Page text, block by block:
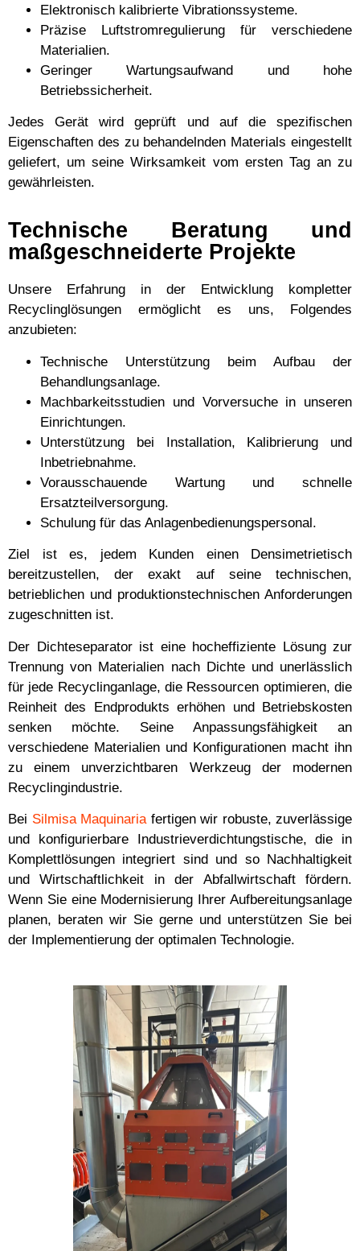
Elektronisch kalibrierte Vibrationssysteme.
Präzise Luftstromregulierung für verschiedene
Materialien.
Geringer Wartungsaufwand und hohe
Betriebssicherheit.
Jedes Gerät wird geprüft und auf die spezifischen
Eigenschaften des zu behandelnden Materials eingestellt
geliefert, um seine Wirksamkeit vom ersten Tag an zu
gewährleisten.
Technische Beratung und
maßgeschneiderte Projekte
Unsere Erfahrung in der Entwicklung kompletter
Recyclinglösungen ermöglicht es uns, Folgendes
anzubieten:
Technische Unterstützung beim Aufbau der
Behandlungsanlage.
Machbarkeitsstudien und Vorversuche in unseren
Einrichtungen.
Unterstützung bei Installation, Kalibrierung und
Inbetriebnahme.
Vorausschauende Wartung und schnelle
Ersatzteilversorgung.
Schulung für das Anlagenbedienungspersonal.
Ziel ist es, jedem Kunden einen Densimetrietisch
bereitzustellen, der exakt auf seine technischen,
betrieblichen und produktionstechnischen Anforderungen
zugeschnitten ist.
Der Dichteseparator ist eine hocheffiziente Lösung zur
Trennung von Materialien nach Dichte und unerlässlich
für jede Recyclinganlage, die Ressourcen optimieren, die
Reinheit des Endprodukts erhöhen und Betriebskosten
senken möchte. Seine Anpassungsfähigkeit an
verschiedene Materialien und Konfigurationen macht ihn
zu einem unverzichtbaren Werkzeug der modernen
Recyclingindustrie.
Bei Silmisa Maquinariafertigen wir robuste, zuverlässige
und konfigurierbare Industrieverdichtungstische, die in
Komplettlösungen integriert sind und so Nachhaltigkeit
und Wirtschaftlichkeit in der Abfallwirtschaft fördern.
Wenn Sie eine Modernisierung Ihrer Aufbereitungsanlage
planen, beraten wir Sie gerne und unterstützen Sie bei
der Implementierung der optimalen Technologie.